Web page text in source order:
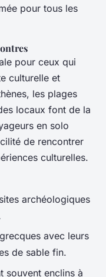
pour tous les
pour ceux qui
culturelle et
les plages
locaux font de la
en solo
de rencontrer
culturelles.
archéologiques
avec leurs
de sable fin.
souvent enclins à